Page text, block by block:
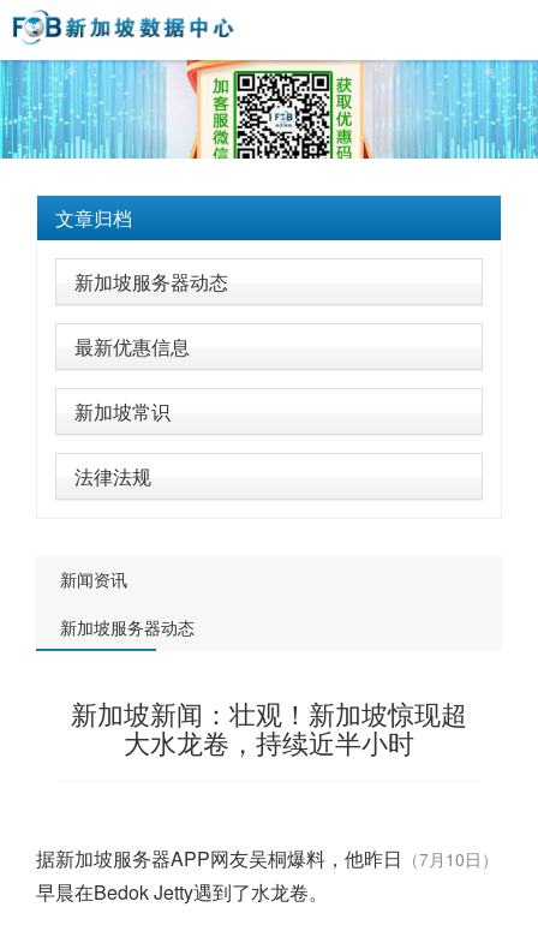
文章归档
新加坡服务器动态
最新优惠信息
新加坡常识
法律法规
新闻资讯
新加坡服务器动态
新加坡新闻：壮观！新加坡惊现超
大水龙卷，持续近半小时
据新加坡服务器APP网友吴桐爆料，他昨日 （7月10日）
早晨在Bedok Jetty遇到了水龙卷。